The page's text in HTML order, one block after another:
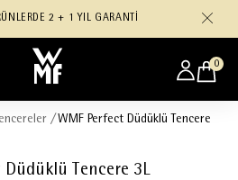
2 + 1 YIL GARANTİ
0
/ WMF Perfect Düdüklü Tencere